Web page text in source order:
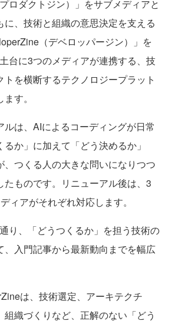
ロダクトジン）」をサブメディアと
に、技術と組織の意思決定を支える
（デベロッパージン）」を
台に3つのメディアが連携する、技
を横断するテクノロジープラット
す。
は、AIによるコーディングが日常
か」に加えて「どう決めるか」
、つくる人の大きな問いになりつつ
たものです。リニューアル後は、3
ィアがそれぞれ対応します。
り、「どうつくるか」を担う技術の
、入門記事から最新動向までを幅広
は、技術選定、アーキテクチ
組織づくりなど、正解のない「どう